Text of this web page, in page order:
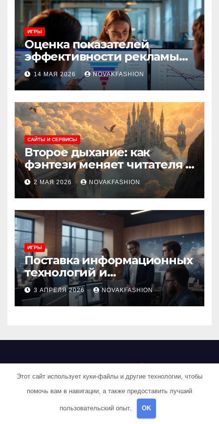
ИГРЫ
Оценка показателей
эффективности рекламы
при атрибуции
множественных точек
касания
14 МАЯ 2026 NOVAKFASHION
САЙТЫ И СЕРВИСЫ
Второе дыхание: как
фэнтези меняет читателя и
культуру
2 МАЯ 2026 NOVAKFASHION
ИГРЫ
Поставка информационных
технологий и
инновационные решения
3 АПРЕЛЯ 2026 NOVAKFASHION
Novakfashion
Интернет-путь
Этот сайт использует куки-файлы и другие технологии, чтобы
помочь вам в навигации, а также предоставить лучший
пользовательский опыт. OK